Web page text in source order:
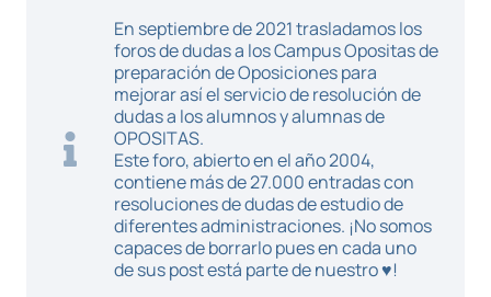
En septiembre de 2021 trasladamos los
foros de dudas a los Campus Opositas de
preparación de Oposiciones para
mejorar así el servicio de resolución de
dudas a los alumnos y alumnas de
OPOSITAS.
Este foro, abierto en el año 2004,
contiene más de 27.000 entradas con
resoluciones de dudas de estudio de
diferentes administraciones. ¡No somos
capaces de borrarlo pues en cada uno
de sus post está parte de nuestro ♥!